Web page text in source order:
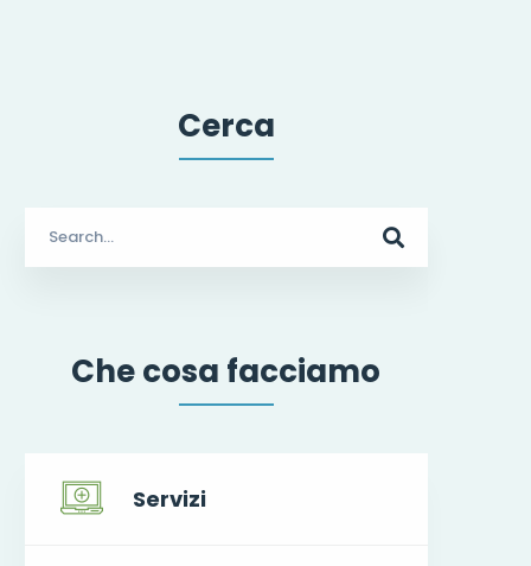
Cerca
for:
Che cosa facciamo
Servizi